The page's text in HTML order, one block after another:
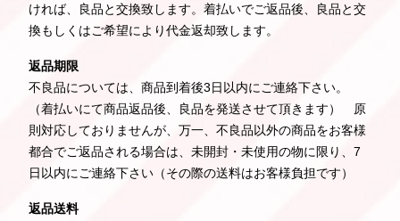
ければ、良品と交換致します。着払いでご返品後、良品と交
換もしくはご希望により代金返却致します。
返品期限
不良品については、商品到着後3日以内にご連絡下さい。
（着払いにて商品返品後、良品を発送させて頂きます） 原
則対応しておりませんが、万一、不良品以外の商品をお客様
都合でご返品される場合は、未開封・未使用の物に限り、7
日以内にご連絡下さい（その際の送料はお客様負担です）
返品送料